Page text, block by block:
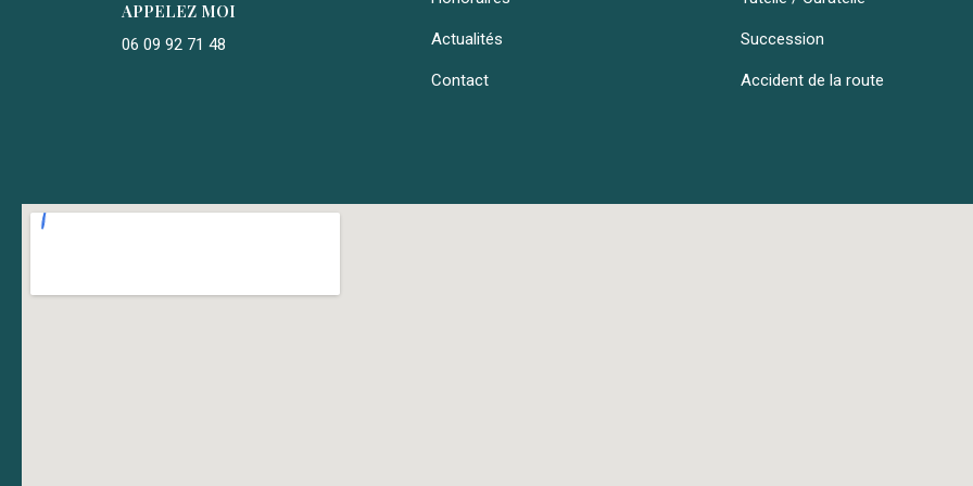
APPELEZ MOI
06 09 92 71 48 Actualités
Contact
Succession
Accident de la route